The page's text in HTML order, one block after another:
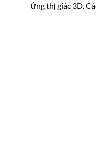
ứng thị giác 3D.